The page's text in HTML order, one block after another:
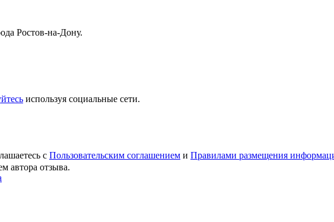
Ростов-на-Дону.
используя социальные сети.
с Пользовательским соглашением и Правилами размещения
автора отзыва.